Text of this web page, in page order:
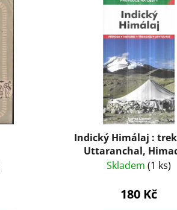
Indický Himálaj :
Uttaranchal,
Pradesh, Ladakh :
kultuře, přírodě a
Skladem(1 ks)
180 Kč